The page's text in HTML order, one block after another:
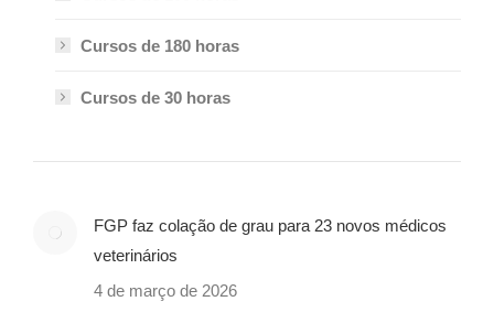
Cursos de 180 horas
Cursos de 30 horas
FGP faz colação de grau para 23 novos médicos
veterinários
4 de março de 2026